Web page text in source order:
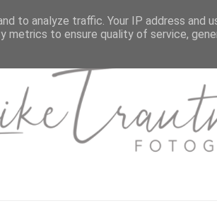
to analyze traffic. Your IP address and
metrics to ensure quality of service,